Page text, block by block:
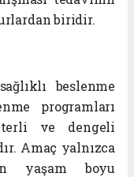
biridir.
beslenme
programları
ve dengeli
Amaç yalnızca
yaşam boyu